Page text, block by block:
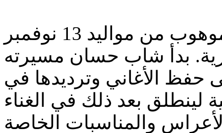
شاب حسان، فنان راي جزائري موهوب من مواليد 13 نوفمبر
بدأ شاب حسان مسيرته
حفظ الأغاني وترديدها في
لينطلق بعد ذلك في الغناء